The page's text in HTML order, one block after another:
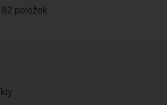
položek